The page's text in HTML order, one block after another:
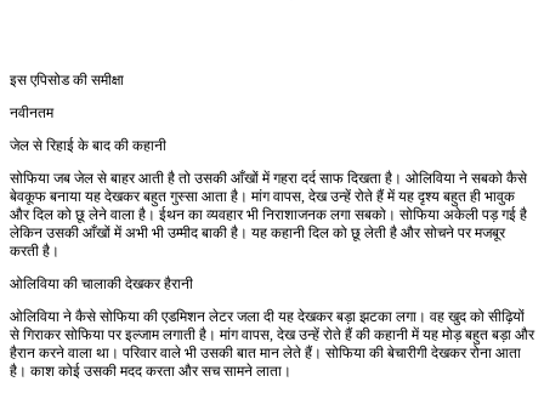
इस एपिसोड की समीक्षा
नवीनतम
जेल से रिहाई के बाद की कहानी
सोफिया जब जेल से बाहर आती है तो उसकी आँखों में गहरा दर्द साफ दिखता है। ओलिविया ने सबको कैसे
बेवकूफ बनाया यह देखकर बहुत गुस्सा आता है। मांग वापस, देख उन्हें रोते हैं में यह दृश्य बहुत ही भावुक
और दिल को छू लेने वाला है। ईथन का व्यवहार भी निराशाजनक लगा सबको। सोफिया अकेली पड़ गई है
लेकिन उसकी आँखों में अभी भी उम्मीद बाकी है। यह कहानी दिल को छू लेती है और सोचने पर मजबूर
करती है।
ओलिविया की चालाकी देखकर हैरानी
ओलिविया ने कैसे सोफिया की एडमिशन लेटर जला दी यह देखकर बड़ा झटका लगा। वह खुद को सीढ़ियों
से गिराकर सोफिया पर इल्जाम लगाती है। मांग वापस, देख उन्हें रोते हैं की कहानी में यह मोड़ बहुत बड़ा और
हैरान करने वाला था। परिवार वाले भी उसकी बात मान लेते हैं। सोफिया की बेचारीगी देखकर रोना आता
है। काश कोई उसकी मदद करता और सच सामने लाता।